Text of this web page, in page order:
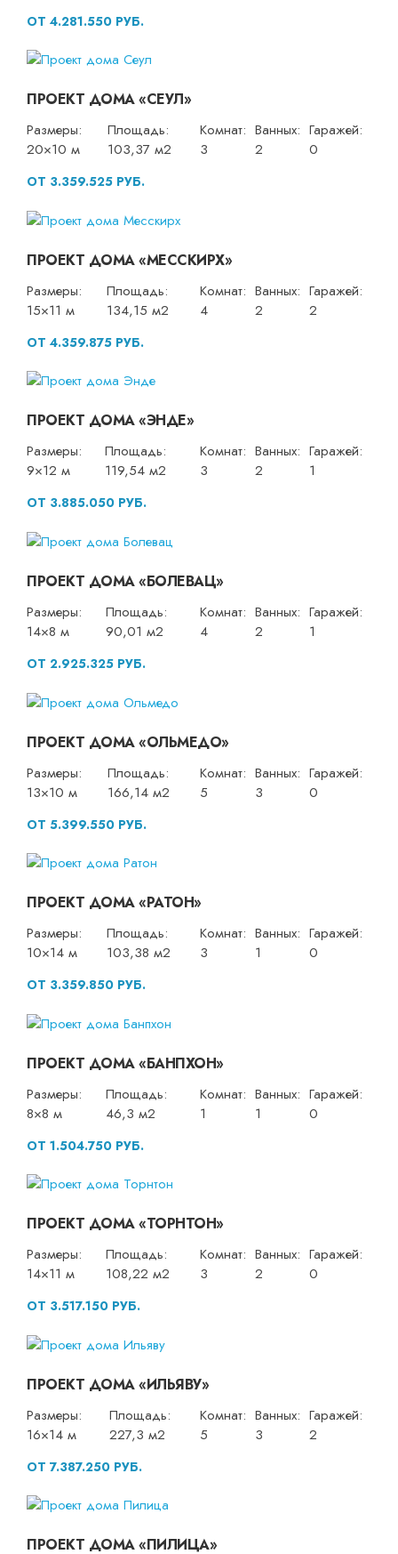
ОТ 4.281.550 РУБ.
ПРОЕКТ ДОМА «СЕУЛ»
Размеры:
20×10 м
Площадь:
103,37 м2
Комнат:
3
Ванных:
2
Гаражей:
0
ОТ 3.359.525 РУБ.
ПРОЕКТ ДОМА «МЕССКИРХ»
Размеры:
15×11 м
Площадь:
134,15 м2
Комнат:
4
Ванных:
2
Гаражей:
2
ОТ 4.359.875 РУБ.
ПРОЕКТ ДОМА «ЭНДЕ»
Размеры:
9×12 м
Площадь:
119,54 м2
Комнат:
3
Ванных:
2
Гаражей:
1
ОТ 3.885.050 РУБ.
ПРОЕКТ ДОМА «БОЛЕВАЦ»
Размеры:
14×8 м
Площадь:
90,01 м2
Комнат:
4
Ванных:
2
Гаражей:
1
ОТ 2.925.325 РУБ.
ПРОЕКТ ДОМА «ОЛЬМЕДО»
Размеры:
13×10 м
Площадь:
166,14 м2
Комнат:
5
Ванных:
3
Гаражей:
0
ОТ 5.399.550 РУБ.
ПРОЕКТ ДОМА «РАТОН»
Размеры:
10×14 м
Площадь:
103,38 м2
Комнат:
3
Ванных:
1
Гаражей:
0
ОТ 3.359.850 РУБ.
ПРОЕКТ ДОМА «БАНПХОН»
Размеры:
8×8 м
Площадь:
46,3 м2
Комнат:
1
Ванных:
1
Гаражей:
0
ОТ 1.504.750 РУБ.
ПРОЕКТ ДОМА «ТОРНТОН»
Размеры:
14×11 м
Площадь:
108,22 м2
Комнат:
3
Ванных:
2
Гаражей:
0
ОТ 3.517.150 РУБ.
ПРОЕКТ ДОМА «ИЛЬЯВУ»
Размеры:
16×14 м
Площадь:
227,3 м2
Комнат:
5
Ванных:
3
Гаражей:
2
ОТ 7.387.250 РУБ.
ПРОЕКТ ДОМА «ПИЛИЦА»